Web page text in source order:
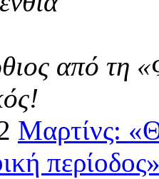
από τη
Μαρτίνς: